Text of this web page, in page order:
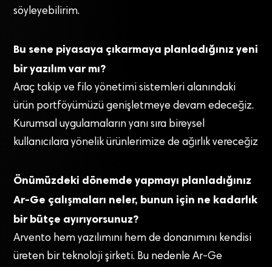
söyleyebilirim.
Bu sene piyasaya çıkarmaya planladığınız yeni
bir yazılım var mı?
Araç takip ve filo yönetimi sistemleri alanındaki
ürün portföyümüzü genişletmeye devam edeceğiz.
Kurumsal uygulamaların yanı sıra bireysel
kullanıcılara yönelik ürünlerimize de ağırlık vereceğiz
Önümüzdeki dönemde yapmayı planladığınız
Ar-Ge çalışmaları neler, bunun için ne kadarlık
bir bütçe ayırıyorsunuz?
Arvento hem yazılımını hem de donanımını kendisi
üreten bir teknoloji şirketi. Bu nedenle Ar-Ge